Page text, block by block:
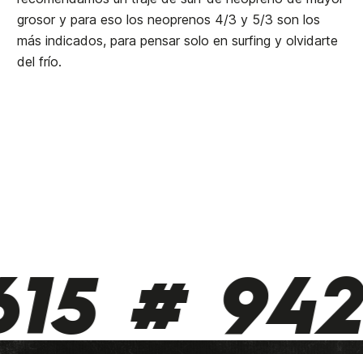
grosor y para eso los neoprenos 4/3 y 5/3 son los
más indicados, para pensar solo en surfing y olvidarte
del frío.
#